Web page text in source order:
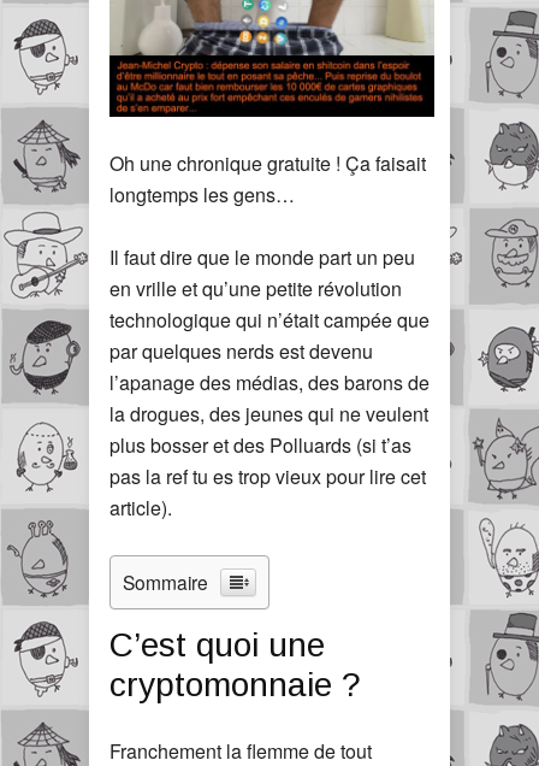
Oh une chronique gratuite ! Ça faisait
longtemps les gens…
Il faut dire que le monde part un peu
en vrille et qu’une petite révolution
technologique qui n’était campée que
par quelques nerds est devenu
l’apanage des médias, des barons de
la drogues, des jeunes qui ne veulent
plus bosser et des Polluards (si t’as
pas la ref tu es trop vieux pour lire cet
article).
Sommaire
C’est quoi une
cryptomonnaie ?
Franchement la flemme de tout